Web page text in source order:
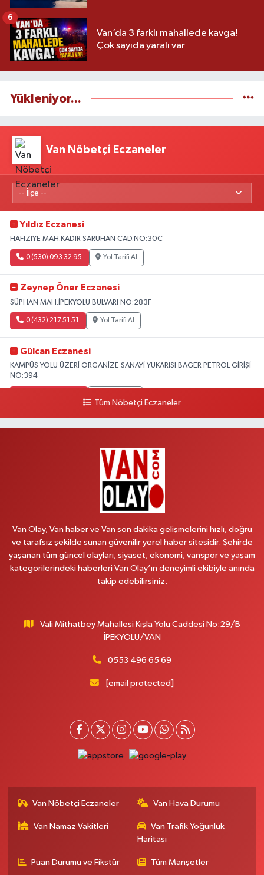
Van’da 3 farklı mahallede kavga!
Çok sayıda yaralı var
6
Yükleniyor...
Van Nöbetçi Eczaneler
Yıldız Eczanesi
HAFIZİYE MAH.KADİR SARUHAN CAD.NO:30C
0 (530) 093 32 95 Yol Tarifi Al
Zeynep Öner Eczanesi
SÜPHAN MAH.İPEKYOLU BULVARI NO:283F
0 (432) 217 51 51 Yol Tarifi Al
Gülcan Eczanesi
KAMPÜS YOLU ÜZERİ ORGANİZE SANAYİ YUKARISI BAGER PETROL GİRİŞİ
NO:394
HEKİM HASTANESİ ACİL KARŞISI
Yol Tarifi Al
MAHMUDİYE MAH.ATATÜRK CAD.NO:17B
0 (531) 621 69 65 Yol Tarifi Al
Onay Eczanesi
Yenı Derman Eczanesi
Akdamar Hastanesi Acil yanı. İpekyolu. Hatuniye mahallesi terzioğlu, Eski
Yol Tarifi Al
Kışla Mah.Çınarlı Cad.1038 Sk.No:93 3-4
0 (432) 354 37 36 Yol Tarifi Al
BAHÇELİEVLER MAH.MUSLİH GÖRENTAŞ BULVARI NO:57Çağdaş fırının
Tüm Nöbetçi Eczaneler
Van Olay, Van haber ve Van son dakika gelişmelerini hızlı, doğru
ve tarafsız şekilde sunan güvenilir yerel haber sitesidir. Şehirde
yaşanan tüm güncel olayları, siyaset, ekonomi, vanspor ve yaşam
kategorilerindeki haberleri Van Olay’ın deneyimli ekibiyle anında
takip edebilirsiniz.
Vali Mithatbey Mahallesi Kışla Yolu Caddesi No:29/B
İPEKYOLU/VAN
0553 496 65 69
[email protected]
Van Nöbetçi Eczaneler Van Hava Durumu
Van Namaz Vakitleri
Van Trafik Yoğunluk
Haritası
Puan Durumu ve Fikstür Tüm Manşetler